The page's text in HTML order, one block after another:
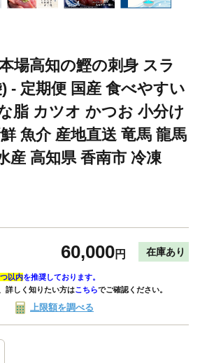
場高知の鰹の刺身 スラ
- 定期便 国産 食べやすい
脂 カツオ かつお 小分け
魚介 産地直送 竜馬 龍馬
産 高知県 香南市 冷凍
60,000円 在庫あり
以内を推奨しております。
詳しく知りたい方はこちらでご確認ください。
上限額を調べる